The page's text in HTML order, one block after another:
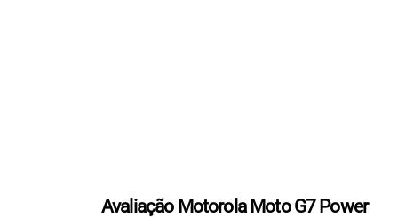
Avaliação Motorola Moto G7 Power